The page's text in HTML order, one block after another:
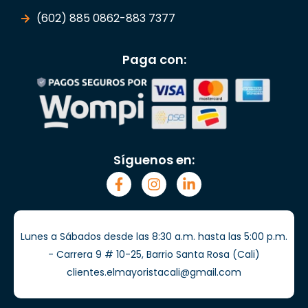
(602) 885 0862-883 7377
Paga con:
Síguenos en:
Lunes a Sábados desde las 8:30 a.m. hasta las 5:00 p.m.
- Carrera 9 # 10-25, Barrio Santa Rosa (Cali)
clientes.elmayoristacali@gmail.com